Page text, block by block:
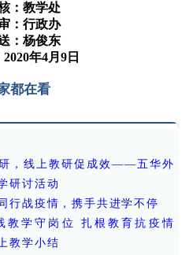
：教学处
：行政办
：杨俊东
年4月9日
都在看
研，线上教研促成效——五华外
研讨活动
行战疫情，携手共进学不停
教学守岗位 扎根教育抗疫情
教学小结